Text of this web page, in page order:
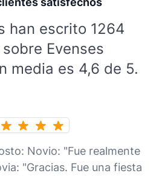
han escrito 1264
Evenses
media es 4,6 de 5.
Novio: "Fue realmente
"Gracias. Fue una fiesta